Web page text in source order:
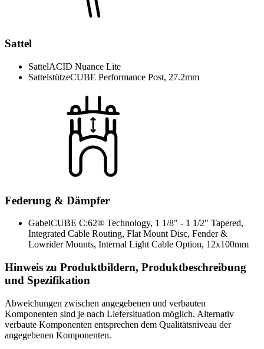
Sattel
SattelACID Nuance Lite
SattelstützeCUBE Performance Post, 27.2mm
Federung & Dämpfer
GabelCUBE C:62® Technology, 1 1/8" - 1 1/2" Tapered,
Integrated Cable Routing, Flat Mount Disc, Fender &
Lowrider Mounts, Internal Light Cable Option, 12x100mm
Hinweis zu Produktbildern, Produktbeschreibung
und Spezifikation
Abweichungen zwischen angegebenen und verbauten
Komponenten sind je nach Liefersituation möglich. Alternativ
verbaute Komponenten entsprechen dem Qualitätsniveau der
angegebenen Komponenten.